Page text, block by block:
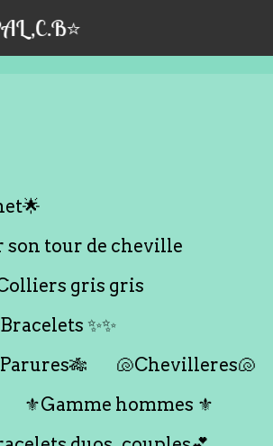
son tour de cheville
gris gris
✨✨
🐚Chevilleres🐚
⚜️Gamme hommes ⚜️